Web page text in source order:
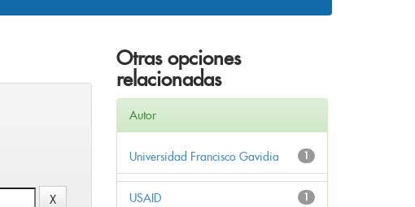
Otras opciones
relacionadas
Autor
1
Universidad Francisco Gavidia
1
USAID